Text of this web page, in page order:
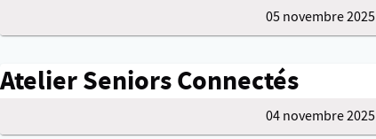
05 novembre 2025
Atelier Seniors Connectés
04 novembre 2025